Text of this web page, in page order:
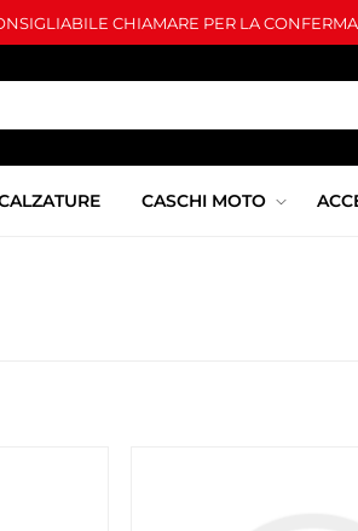
CHIAMARE PER LA
CASCHI MOTO